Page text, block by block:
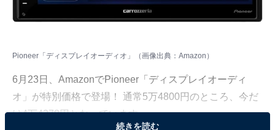
Pioneer「ディスプレイオーディオ」（画像出典：Amazon）
6月23日、 AmazonでPioneer「ディスプレイオーディ
オ」が特別価格で登場！ 通常5万4800円のところ、今だ
け4万4278円となっています。
続きを読む